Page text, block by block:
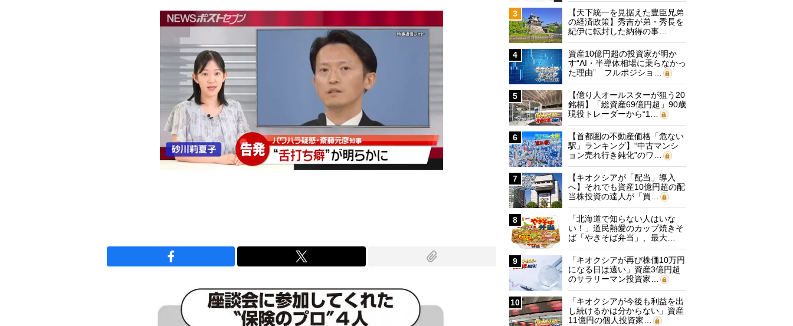
3
【天下統一を見据えた豊臣兄弟
の経済政策】秀吉が弟・秀長を
紀伊に転封した納得の事…
4
資産10億円超の投資家が明か
す“AI・半導体相場に乗らなかっ
た理由” フルポジショ…
5
【億り人オールスターが狙う20
銘柄】「総資産69億円超」90歳
現役トレーダーから“1…
6
【首都圏の不動産価格「危ない
駅」ランキング】“中古マンシ
ョン売れ行き鈍化”のワ…
7
【キオクシアが「配当」導入
へ】それでも資産10億円超の配
当株投資の達人が「買…
8
「北海道で知らない人はいな
い！」道民熱愛のカップ焼きそ
ば「やきそば弁当」、最大…
9
「キオクシアが再び株価10万円
になる日は遠い」資産3億円超
のサラリーマン投資家…
10
「キオクシアが今後も利益を出
し続けるかは分からない」資産
11億円の個人投資家…